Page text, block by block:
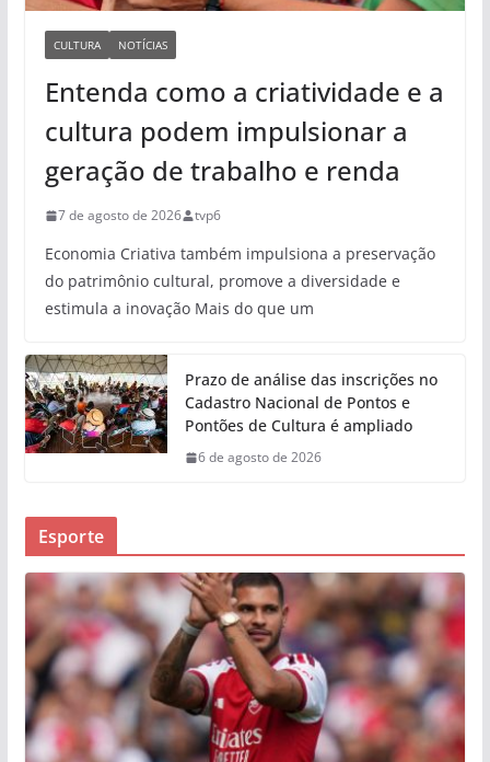
CULTURA NOTÍCIAS
Entenda como a criatividade e a
cultura podem impulsionar a
geração de trabalho e renda
7 de agosto de 2026 tvp6
Economia Criativa também impulsiona a preservação
do patrimônio cultural, promove a diversidade e
estimula a inovação Mais do que um
Prazo de análise das inscrições no
Cadastro Nacional de Pontos e
Pontões de Cultura é ampliado
6 de agosto de 2026
Esporte